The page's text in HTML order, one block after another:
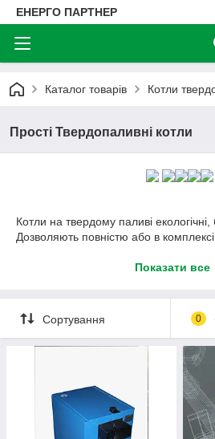
ЕНЕРГО ПАРТНЕР
Каталог товарів Котли
Прості Твердопаливні котли
Котли на твердому паливі екологічні,
Дозволяють повністю або в
В інтернет-магазині Енерго
придбати:
Універсальні Твердопаливні котли
популярних видів палива: брикети,
Показати все
Сортування 0